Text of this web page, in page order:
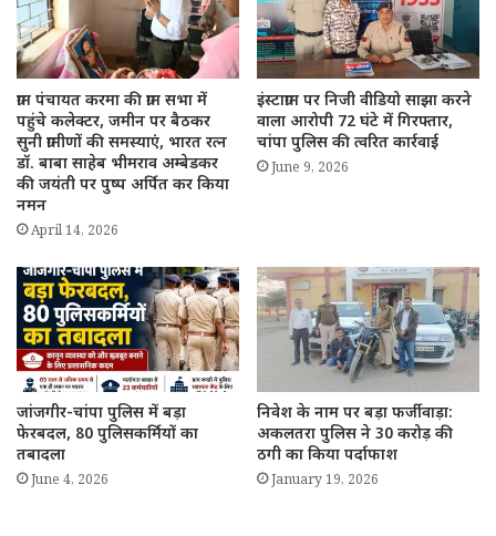
ग्राम पंचायत करमा की ग्राम सभा में
पहुंचे कलेक्टर, जमीन पर बैठकर
सुनी ग्रामीणों की समस्याएं, भारत रत्न
डॉ. बाबा साहेब भीमराव अम्बेडकर
की जयंती पर पुष्प अर्पित कर किया
नमन
April 14, 2026
इंस्टाग्राम पर निजी वीडियो साझा करने
वाला आरोपी 72 घंटे में गिरफ्तार,
चांपा पुलिस की त्वरित कार्रवाई
June 9, 2026
जांजगीर-चांपा पुलिस में बड़ा
फेरबदल, 80 पुलिसकर्मियों का
तबादला
June 4, 2026
निवेश के नाम पर बड़ा फर्जीवाड़ा:
अकलतरा पुलिस ने 30 करोड़ की
ठगी का किया पर्दाफाश
January 19, 2026